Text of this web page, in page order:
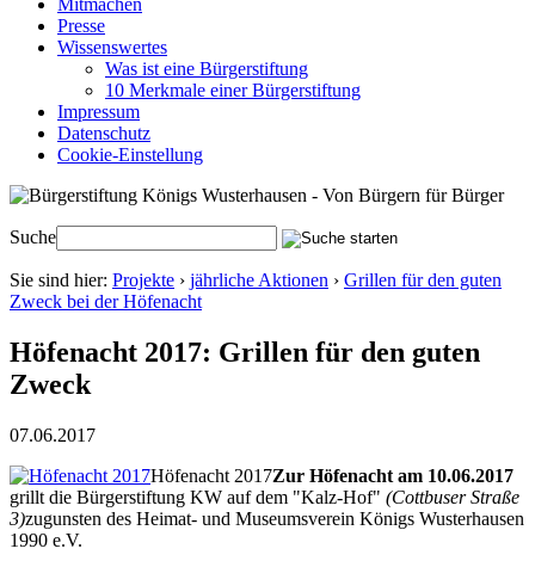
Mitmachen
Presse
Wissenswertes
Was ist eine Bürgerstiftung
10 Merkmale einer Bürgerstiftung
Impressum
Datenschutz
Cookie-Einstellung
Suche
Sie sind hier: Projekte › jährliche Aktionen › Grillen für den guten
Zweck bei der Höfenacht
Höfenacht 2017: Grillen für den guten
Zweck
07.06.2017
Höfenacht 2017Zur Höfenacht am 10.06.2017
grillt die Bürgerstiftung KW auf dem "Kalz-Hof" (Cottbuser Straße
3)zugunsten des Heimat- und Museumsverein Königs Wusterhausen
1990 e.V.